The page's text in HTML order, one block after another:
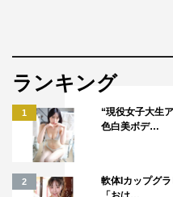
「リリイベでのミニライ
感じがするので、すごく大
味。「これからも＃2i2は5
で、一緒についてきてく
にメッセージを送った。
掲載。
ランキング
1
“現役女子大生
色白美ボデ…
2
軟体Iカップグ